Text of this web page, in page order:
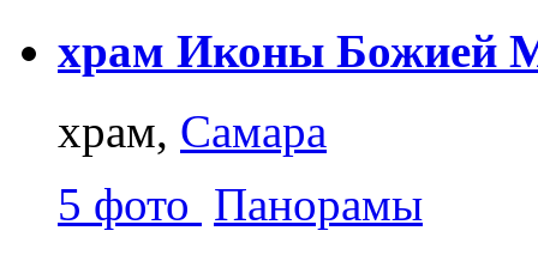
храм Иконы Божией
храм, Самара
5 фото Панорамы